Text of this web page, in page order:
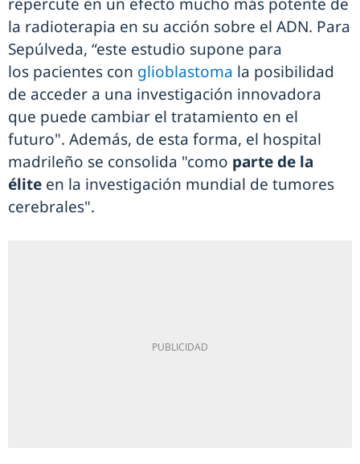
la radioterapia en su acción sobre el ADN. Para
Sepúlveda, “este estudio supone para
los pacientes con glioblastoma la posibilidad
de acceder a una investigación innovadora
que puede cambiar el tratamiento en el
futuro". Además, de esta forma, el hospital
madrileño se consolida "como parte de la
élite en la investigación mundial de tumores
cerebrales".